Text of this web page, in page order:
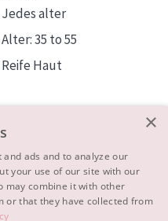
Jedes alter
Alter: 35 to 55
Reife Haut
×
ads and to analyze our
your use of our site with our
may combine it with other
or that they have collected from